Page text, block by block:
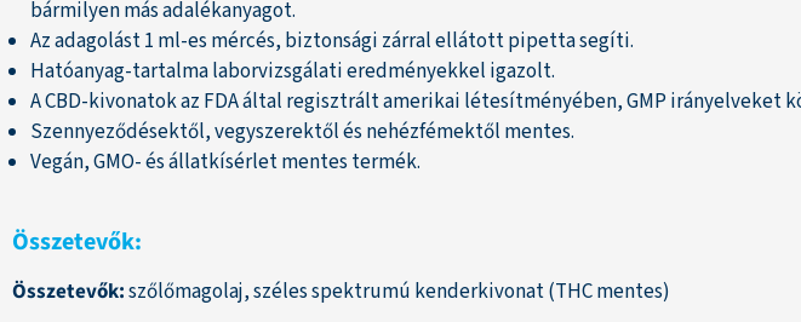
bármilyen más adalékanyagot.
Az adagolást 1 ml-es mércés, biztonsági zárral ellátott pipetta segíti.
Hatóanyag-tartalma laborvizsgálati eredményekkel igazolt.
A CBD-kivonatok az FDA által regisztrált amerikai létesítményében, GMP
Szennyeződésektől, vegyszerektől és nehézfémektől mentes.
Vegán, GMO- és állatkísérlet mentes termék.
Összetevők:
Összetevők:szőlőmagolaj, széles spektrumú kenderkivonat (THC mentes)